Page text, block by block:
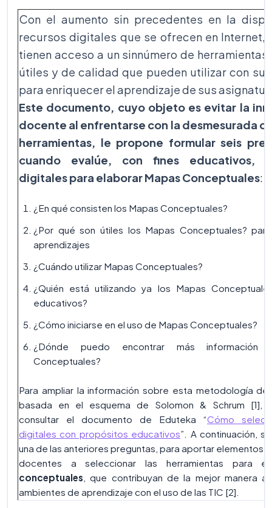
Con el aumento sin precedentes en la
recursos digitales que se ofrecen en Internet,
tienen acceso a un sinnúmero de
útiles y de calidad que pueden utilizar con
para enriquecer el aprendizaje de sus
Este documento, cuyo objeto es evitar la
docente al enfrentarse con la desmesurada
herramientas, le propone formular seis
cuando evalúe, con fines educativos,
digitales para elaborar Mapas Conceptuales:
¿En qué consisten los Mapas Conceptuales?
¿Por qué son útiles los Mapas Conceptuales?
aprendizajes
¿Cuándo utilizar Mapas Conceptuales?
¿Quién está utilizando ya los Mapas
educativos?
¿Cómo iniciarse en el uso de Mapas Conceptuales?
¿Dónde puedo encontrar más información
Conceptuales?
Para ampliar la información sobre esta metodología de
basada en el esquema de Solomon & Schrum [1],
consultar el documento de Eduteka “Cómo
digitales con propósitos educativos”. A continuación,
una de las anteriores preguntas, para aportar elementos
docentes a seleccionar las herramientas para
conceptuales , que contribuyan de la mejor manera a
ambientes de aprendizaje con el uso de las TIC [2].